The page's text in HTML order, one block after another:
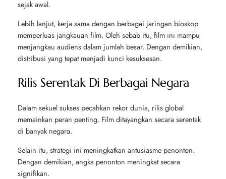
sejak awal.
Lebih lanjut, kerja sama dengan berbagai jaringan bioskop
memperluas jangkauan film. Oleh sebab itu, film ini mampu
menjangkau audiens dalam jumlah besar. Dengan demikian,
distribusi yang tepat menjadi kunci kesuksesan.
Rilis Serentak Di Berbagai Negara
Dalam sekuel sukses pecahkan rekor dunia, rilis global
memainkan peran penting. Film ditayangkan secara serentak
di banyak negara.
Selain itu, strategi ini meningkatkan antusiasme penonton.
Dengan demikian, angka penonton meningkat secara
signifikan.